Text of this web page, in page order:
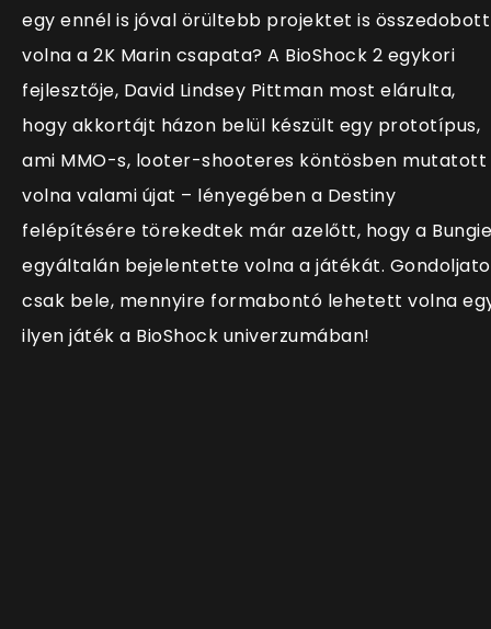
egy ennél is jóval örültebb projektet is összedobott
volna a 2K Marin csapata? A BioShock 2 egykori
fejlesztője, David Lindsey Pittman most elárulta,
hogy akkortájt házon belül készült egy prototípus,
ami MMO-s, looter-shooteres köntösben mutatott
volna valami újat – lényegében a Destiny
felépítésére törekedtek már azelőtt, hogy a Bungie
egyáltalán bejelentette volna a játékát.
csak bele, mennyire formabontó lehetett volna
ilyen játék a BioShock univerzumában!